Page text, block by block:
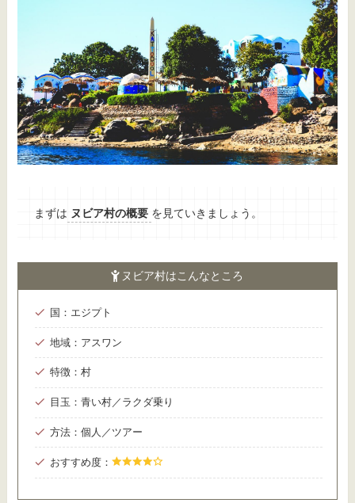
まずは ヌビア村の概要 を見ていきましょう。
ヌビア村はこんなところ
国：エジプト
地域：アスワン
特徴：村
目玉：青い村／ラクダ乗り
方法：個人／ツアー
おすすめ度：